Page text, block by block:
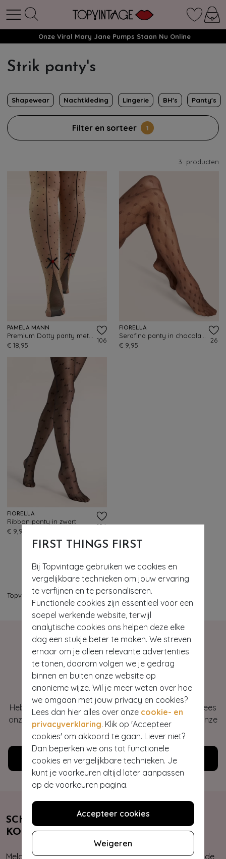
FIRST THINGS FIRST
Bij Topvintage gebruiken we cookies en
vergelijkbare technieken om jouw ervaring
te verfijnen en te personaliseren.
Functionele cookies zijn essentieel voor een
soepel werkende website, terwijl
analytische cookies ons helpen deze elke
dag een stukje beter te maken. We streven
ernaar om je alleen relevante advertenties
te tonen, daarom volgen we je gedrag
binnen en buiten onze website op
anonieme wijze. Wil je meer weten over hoe
we omgaan met jouw privacy en cookies?
Lees dan hier alles over onze cookie- en
privacyverklaring. Klik op 'Accepteer
cookies' om akkoord te gaan. Liever niet?
Dan beperken we ons tot functionele
cookies en vergelijkbare technieken. Je
kunt je voorkeuren altijd later aanpassen
op de voorkeuren pagina.
Accepteer cookies
Weigeren
Onze Viral Mary Jane Pumps Staan Nu Online
Strik panty's
Shapewear Nachtkleding Lingerie BH's Panty's
Filter en sorteer 1
3 producten
PAMELA MANN
€ 18,95
106
FIORELLA
€ 9,95
26
FIORELLA
Ribbon panty in zwart
€ 9,95
104
Topvintage >Ondermode > Panty's
Hey gorgeous
Heb je vragen of heb je hulp nodig bij je bestelling? Lees
onze veelgestelde vragen of neem contact op met onze
klantenservice. Wij helpen je graag!
Klantenservice
SCHRIJF JE NU IN & ONTVANG 10%
KORTING
Meld je aan voor onze nieuwsbrief. Zo ben je altijd op de